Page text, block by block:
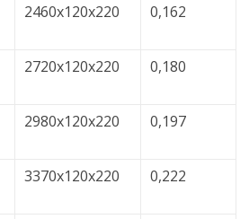
2460x120x220 0,162
2720x120x220 0,180
2980x120x220 0,197
3370x120x220 0,222